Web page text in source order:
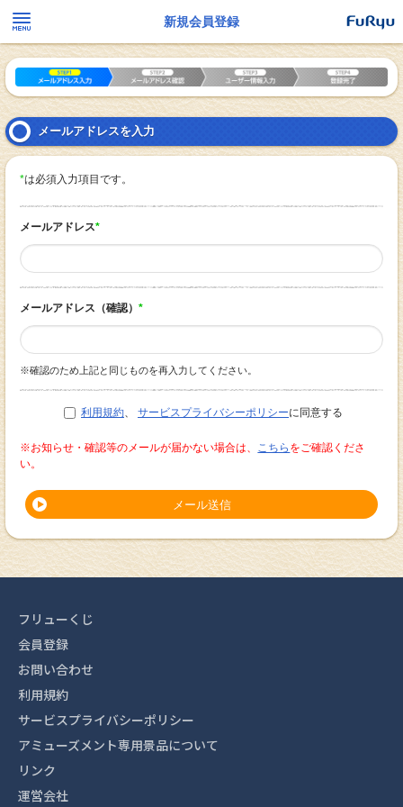
新規会員登録
メールアドレスを入力
*は必須入力項目です。
メールアドレス*
メールアドレス（確認）*
※確認のため上記と同じものを再入力してください。
利用規約 サービスプライバシーポリシーに同意する
※お知らせ・確認等のメールが届かない場合は、 こちら をご確認くださ
い。
メール送信
フリューくじ
会員登録
お問い合わせ
利用規約
サービスプライバシーポリシー
アミューズメント専用景品について
リンク
運営会社